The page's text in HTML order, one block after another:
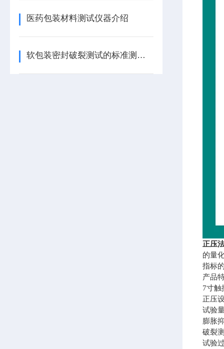
医药包装材料测试仪器介绍
软包装密封破裂测试的标准测试方法
正压
的量
指标
产品
7寸触
正压
试验
膨胀
破裂
试验